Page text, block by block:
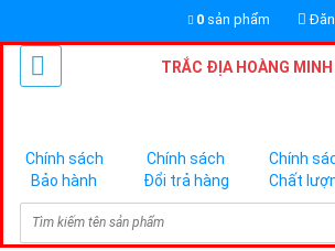
0 sản phẩm
TRẮC ĐỊA HOÀNG MINH
Chính sách
Bảo hành
Chính sách
Đổi trả hàng
Chính
Chất